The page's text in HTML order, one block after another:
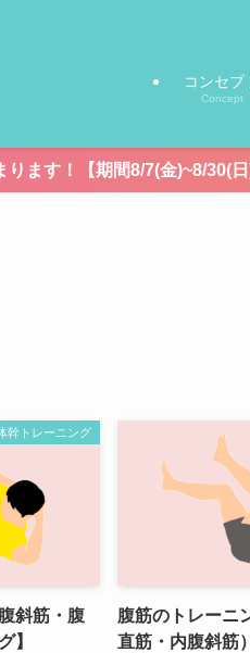
コンセプ
Concept
7(金)~8/30(日)】
幹トレーニング
斜筋・腹
】
腹筋のトレーニ
直筋・内腹斜筋